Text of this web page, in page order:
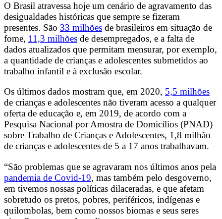
O Brasil atravessa hoje um cenário de agravamento das
desigualdades históricas que sempre se fizeram
presentes. São 33 milhões de brasileiros em situação de
fome, 11,3 milhões de desempregados, e a falta de
dados atualizados que permitam mensurar, por exemplo,
a quantidade de crianças e adolescentes submetidos ao
trabalho infantil e à exclusão escolar.
Os últimos dados mostram que, em 2020, 5,5 milhões
de crianças e adolescentes não tiveram acesso a qualquer
oferta de educação e, em 2019, de acordo com a
Pesquisa Nacional por Amostra de Domicílios (PNAD)
sobre Trabalho de Crianças e Adolescentes, 1,8 milhão
de crianças e adolescentes de 5 a 17 anos trabalhavam.
“São problemas que se agravaram nos últimos anos pela
pandemia de Covid-19, mas também pelo desgoverno,
em tivemos nossas políticas dilaceradas, e que afetam
sobretudo os pretos, pobres, periféricos, indígenas e
quilombolas, bem como nossos biomas e seus seres